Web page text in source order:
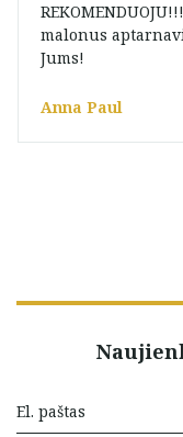
malonus
Jums!
Anna Paul